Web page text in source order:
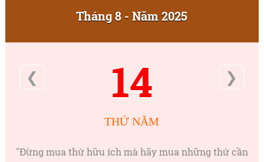
Tháng 8 - Năm 2025
❮ 14 ❯
THỨ NĂM
"Đừng mua thứ hữu ích mà hãy mua những thứ cần